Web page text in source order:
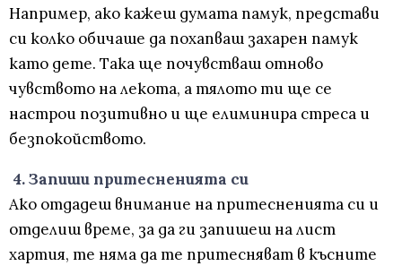
Например, ако кажеш думата памук, представи
си колко обичаше да похапваш захарен памук
като дете. Така ще почувстваш отново
чувството на лекота, а тялото ти ще се
настрои позитивно и ще елиминира стреса и
безпокойството.
4. Запиши притесненията си
Ако отдадеш внимание на притесненията си и
отделиш време, за да ги запишеш на лист
хартия, те няма да те притесняват в късните